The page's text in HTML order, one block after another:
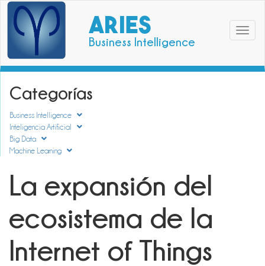
ARIES
Business Intelligence
Toggle
Categorías
Business Intelligence
Inteligencia Artificial
Big Data
Machine Learning
La expansión del
ecosistema de la
Internet of Things